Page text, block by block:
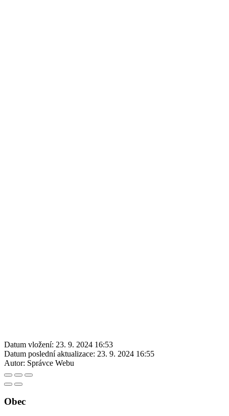
Datum vložení: 23. 9. 2024 16:53
Datum poslední aktualizace: 23. 9. 2024 16:55
Autor: Správce Webu
Obec